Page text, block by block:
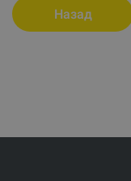
Назад